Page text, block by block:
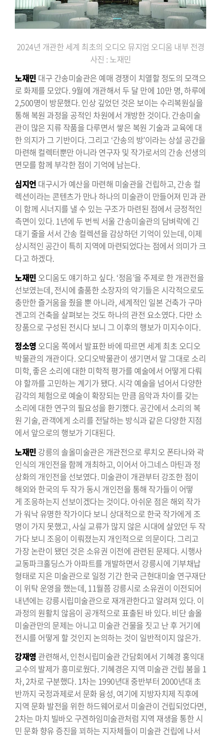
2024년 개관한 세계 최초의 오디오 뮤지엄 오디움 내부 전경
사진 : 노재민
노재민 대구 간송미술관은 예매 경쟁이 치열할 정도의 모객으
로 화제를 모았다. 9월에 개관해서 두 달 만에 10만 명, 하루에
2,500명이 방문했다. 인상 깊었던 것은 보이는 수리복원실을
통해 복원 과정을 공적인 차원에서 개방한 것이다. 간송미술
관이 많은 지류 작품을 다루면서 쌓은 복원 기술과 교육에 대
한 의지가 그 기반이다. 그리고 ‘간송의 방’이라는 상설 공간을
마련해 컬렉터뿐만 아니라 연구자 및 작가로서의 간송 선생의
면모를 함께 부각한 점이 기억에 남는다.
심지언 대구시가 예산을 마련해 미술관을 건립하고, 간송 컬
렉션이라는 콘텐츠가 만나 하나의 미술관이 만들어져 민과 관
이 함께 시너지를 낼 수 있는 구조가 마련된 점에서 긍정적인
측면이 있다. 1년에 두 번씩 서울 간송미술관의 담벼락에 긴
대기 줄을 서서 간송 컬렉션을 감상하던 기억이 있는데, 이제
상시적인 공간이 특히 지역에 마련되었다는 점에서 의미가 크
다고 하겠다.
노재민 오디움도 얘기하고 싶다. ‘정음’을 주제로 한 개관전을
선보였는데, 전시에 출품한 소장자의 악기들은 시각적으로도
충만한 즐거움을 줬을 뿐 아니라, 세계적인 일본 건축가 구마
겐고의 건축을 살펴보는 것도 하나의 관전 요소였다. 다만 소
장품으로 구성된 전시다 보니 그 이후의 행보가 미지수이다.
정소영 오디움 쪽에서 발표한 바에 따르면 세계 최초 오디오
박물관의 개관이다. 오디오박물관이 생기면서 말 그대로 소리
미학, 좋은 소리에 대한 미학적 평가를 예술에서 어떻게 다뤄
야 할까를 고민하는 계기가 됐다. 시각 예술을 넘어서 다양한
감각의 체험으로 예술이 확장되는 만큼 음악과 차이를 갖는
소리에 대한 연구의 필요성을 환기했다. 공간에서 소리의 복
원 기술, 관객에게 소리를 전달하는 방식과 같은 다양한 지점
에서 앞으로의 행보가 기대된다.
노재민 강릉의 솔올미술관은 개관전으로 루치오 폰타나와 곽
인식의 개인전을 함께 개최하고, 이어서 아그네스 마틴과 정
상화의 개인전을 선보였다. 미술관이 개관부터 강조한 점이
해외와 한국의 두 작가 동시 개인전을 통해 작가들이 어떻
게 조응하는지 선보이겠다는 것이다. 아쉬운 점은 해외 작가
가 워낙 유명한 작가이다 보니 상대적으로 한국 작가에게 조
명이 가지 못했고, 사실 교류가 많지 않은 시대에 살았던 두 작
가다 보니 조응이 이뤄졌는지 개인적으로 의문이다. 그리고
가장 논란이 됐던 것은 소유권 이전에 관련된 문제다. 시행사
교동파크홀딩스가 아파트를 개발하면서 강릉시에 기부채납
형태로 지은 미술관으로 일정 기간 한국 근현대미술 연구재단
이 위탁 운영을 했는데, 11월쯤 강릉시로 소유권이 이전되어
내년에는 강릉시립미술관으로 재개관한다고 알려져 있다. 이
과정의 원활치 않음이 공개적으로 표출된 바 있다. 비단 솔올
미술관만의 문제는 아니고 미술관 건물을 짓고 난 후 거기에
전시를 어떻게 할 것인지 논의하는 것이 일반적이지 않은가.
강재영 관련해서, 인천시립미술관 간담회에서 기혜경 홍익대
교수의 발제가 흥미로웠다. 기혜경은 지역 미술관 건립 붐을 1
차, 2차로 구분했다. 1차는 1990년대 중반부터 2000년대 초
반까지 국정과제로서 문화 융성, 여기에 지방자치제 직후에
지역 문화 발전을 위한 하드웨어로서 미술관이 건립되었다면,
2차는 마치 빌바오 구겐하임미술관처럼 지역 재생을 통한 시
민 문화 향유 증진을 꾀하는 지자체들이 미술관 건립에 나서